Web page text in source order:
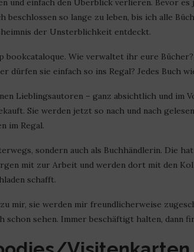
und einfach den Überblick verlieren. Bevor es
beschlossen so lange zu leben, bis ich alle
der Unsterblichkeit entdeckt.
bookcataloque. Wie verwaltet ihr eure
sie einfach so ins Regal? Jedes Buch
Lieblingsautoren – ganz absichtlich und im
Sie werden jetzt so nach und nach
im Regal.
sondern auch als Buchhändlerin. Die
mit zur Arbeit und werden dort mit den
schafft.
mir, sie werden mir freundlicherweise
schon sehen. Immer beschäftigt halten, dann